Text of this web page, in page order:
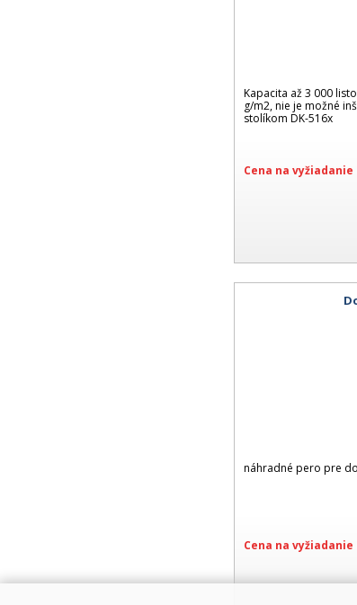
Kapacita až 3 000
g/m2, nie je možné
stolíkom DK-516x
Cena na vyžiadanie
náhradné pero pre
Cena na vyžiadanie